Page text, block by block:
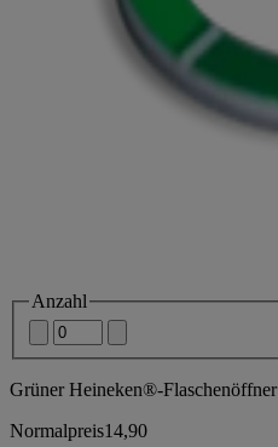
Anzahl
Grüner Heineken®-Flaschenöffner
Normalpreis14,90